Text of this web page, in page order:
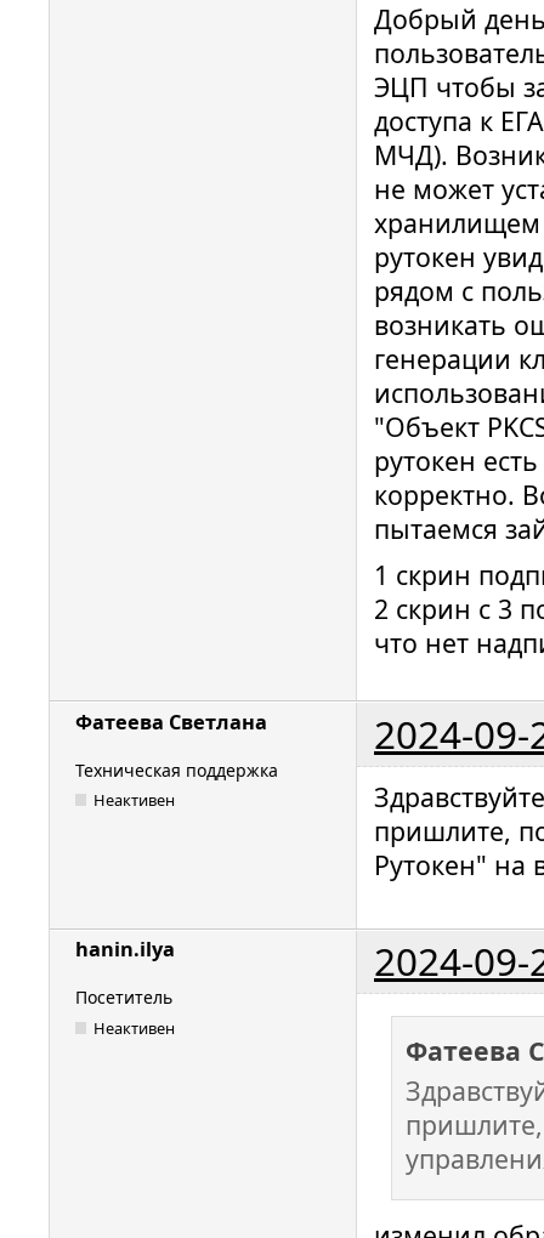
Добрый
ЭЦП чтобы
доступа к
МЧД).
не может
хранилищем
рутокен
рядом с
возникать
генерации
"Объект
рутокен
корректно.
пытаемся
1 скрин
2 скрин с 3
что нет
Фатеева Светлана 2024-09-
Техническая поддержка
Неактивен
пришлите,
Рутокен" на
hanin.ilya 2024-09-
Посетитель
Неактивен
Фатеева